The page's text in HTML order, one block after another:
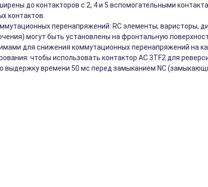
до контакторов с 2, 4 и 5 вспомогательными
контактов.
перенапряжений: RC элементы, варисторы,
могут быть установлены на фронтальную
для снижения коммутационных перенапряжений на
чтобы использовать контактор АС 3TF2 для
выдержку времени 50 мс перед замыканием NC